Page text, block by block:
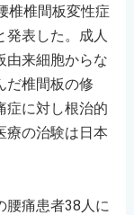
椎椎間板変性症
表した。成人
由来細胞からな
だ椎間板の修
症に対し根治的
療の治験は日本
腰痛患者38人に